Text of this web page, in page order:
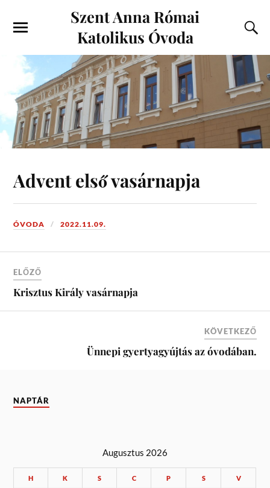
Szent Anna Római
Katolikus Óvoda
Advent első vasárnapja
ÓVODA 2022.11.09.
ELŐZŐ
Krisztus Király vasárnapja
KÖVETKEZŐ
Ünnepi gyertyagyújtás az óvodában.
NAPTÁR
Augusztus 2026
H K S C P S V